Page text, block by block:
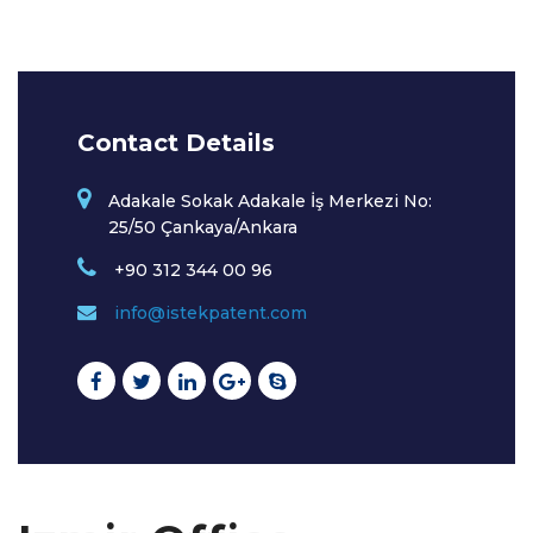
Contact Details
Adakale Sokak Adakale İş Merkezi No:
25/50 Çankaya/Ankara
+90 312 344 00 96
info@istekpatent.com